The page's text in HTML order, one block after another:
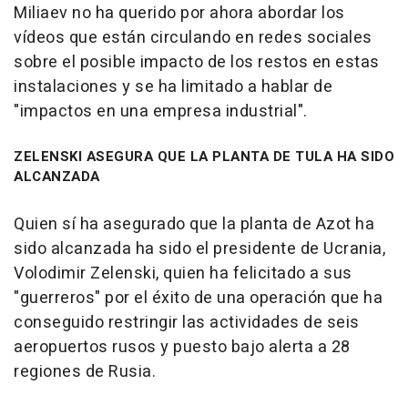
Miliaev no ha querido por ahora abordar los
vídeos que están circulando en redes sociales
sobre el posible impacto de los restos en estas
instalaciones y se ha limitado a hablar de
"impactos en una empresa industrial".
ZELENSKI ASEGURA QUE LA PLANTA DE TULA HA SIDO
ALCANZADA
Quien sí ha asegurado que la planta de Azot ha
sido alcanzada ha sido el presidente de Ucrania,
Volodimir Zelenski, quien ha felicitado a sus
"guerreros" por el éxito de una operación que ha
conseguido restringir las actividades de seis
aeropuertos rusos y puesto bajo alerta a 28
regiones de Rusia.